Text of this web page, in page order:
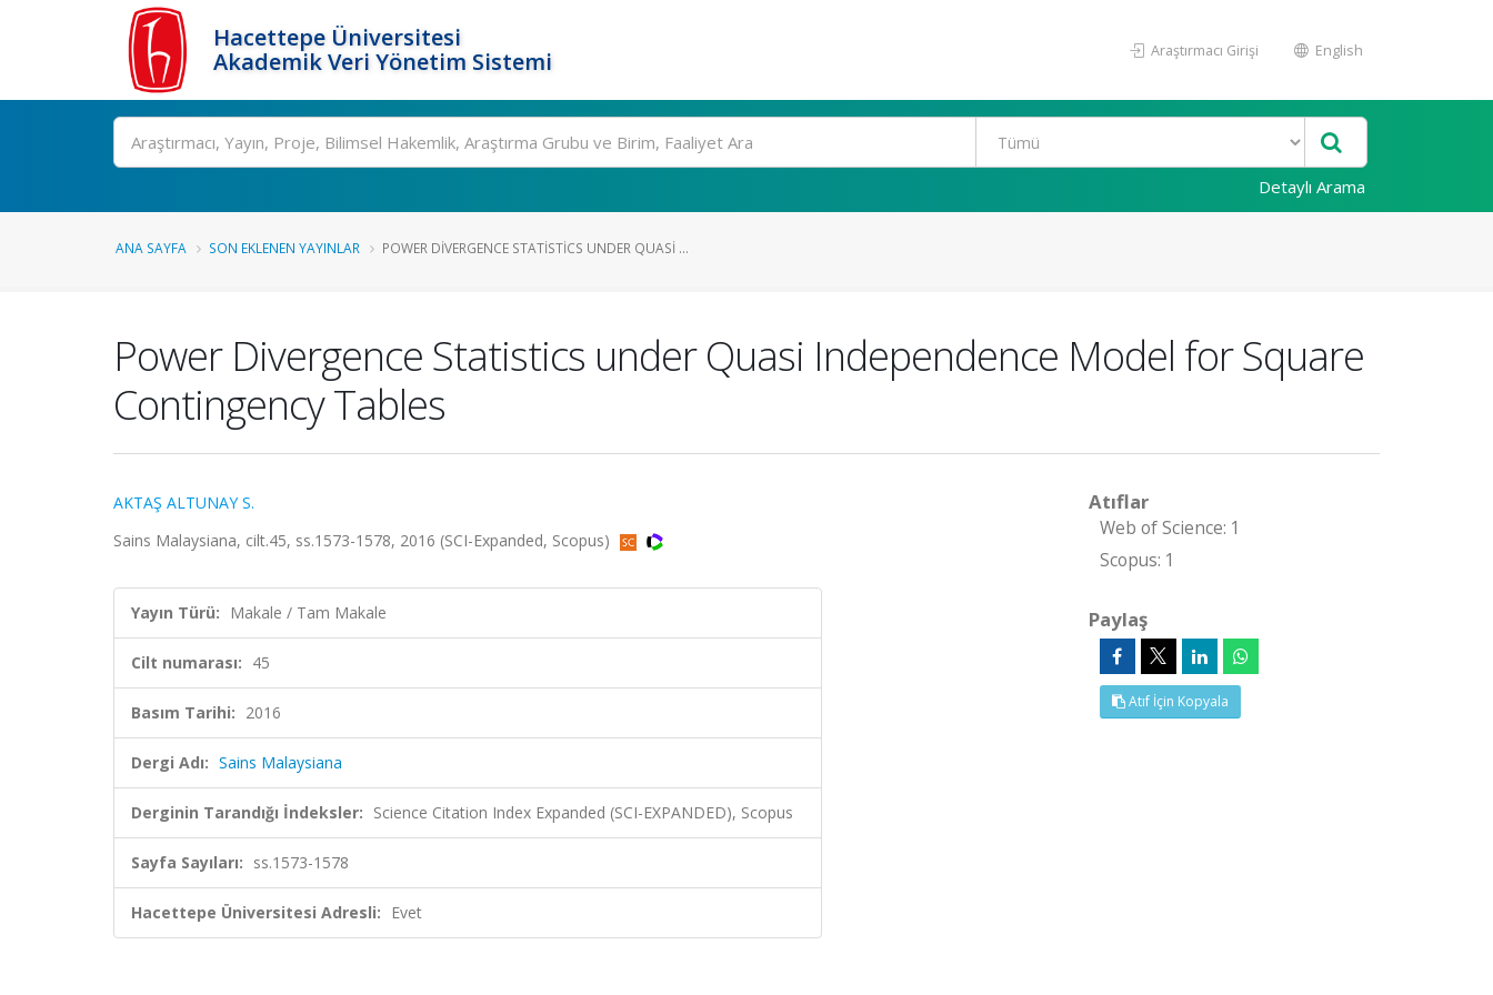
Hacettepe Üniversitesi
Akademik Veri Yönetim Sistemi
Araştırmacı Girişi English
Ara
Detaylı Arama
ANA SAYFA SON EKLENEN YAYINLAR POWER DIVERGENCE STATISTICS UNDER QUASI ...
Power Divergence Statistics under Quasi Independence Model for Square
Contingency Tables
AKTAŞ ALTUNAY S.
Sains Malaysiana, cilt.45, ss.1573-1578, 2016 (SCI-Expanded, Scopus)
Yayın Türü: Makale / Tam Makale
Cilt numarası: 45
Basım Tarihi: 2016
Dergi Adı: Sains Malaysiana
Derginin Tarandığı İndeksler: Science Citation Index Expanded (SCI-EXPANDED), Scopus
Sayfa Sayıları: ss.1573-1578
Hacettepe Üniversitesi Adresli: Evet
Atıflar
Web of Science: 1
Scopus: 1
Paylaş
Atıf İçin Kopyala